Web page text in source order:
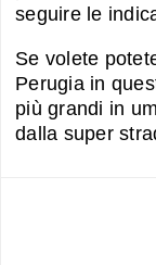
seguire le
Se volete
Perugia in
più grandi in
dalla super